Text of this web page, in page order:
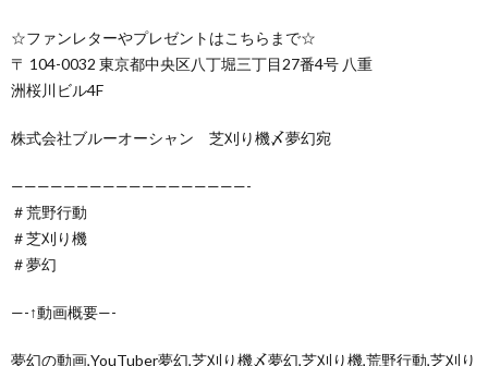
☆ファンレターやプレゼントはこちらまで☆
〒 104-0032 東京都中央区八丁堀三丁目27番4号 八重
洲桜川ビル4F
株式会社ブルーオーシャン 芝刈り機〆夢幻宛
——————————————————-
＃荒野行動
＃芝刈り機
＃夢幻
—-↑動画概要—-
夢幻の動画,YouTuber夢幻,芝刈り機〆夢幻,芝刈り機,荒野行動,芝刈り